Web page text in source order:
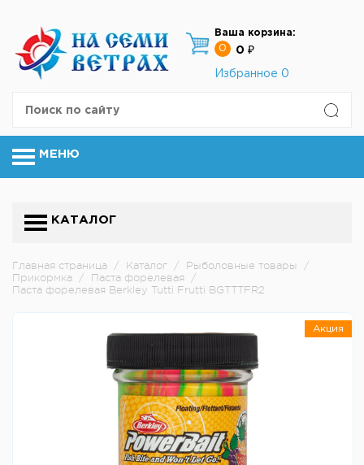
Ваша корзина:
0
0 ₽
Избранное 0
МЕНЮ
КАТАЛОГ
Главная страница / Каталог / Рыболовные товары
/
Прикормка / Паста форелевая
/
Паста форелевая Berkley Tutti Frutti BGTTTFR2
Акция